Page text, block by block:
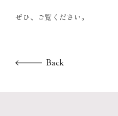
ぜひ、ご覧ください。
Back